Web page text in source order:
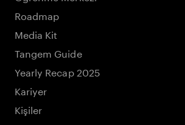
Roadmap
Media Kit
Tangem Guide
Yearly Recap 2025
Kariyer
Kişiler